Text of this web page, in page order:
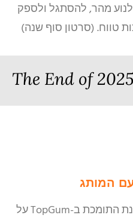
לנוע מהר, להסתגל ולספק
טווח. (סרטון סוף שנה)
The End of 2025
המותג
התוצאה היא מערכת תוכן מגוונת התומכת ב-TopGum על